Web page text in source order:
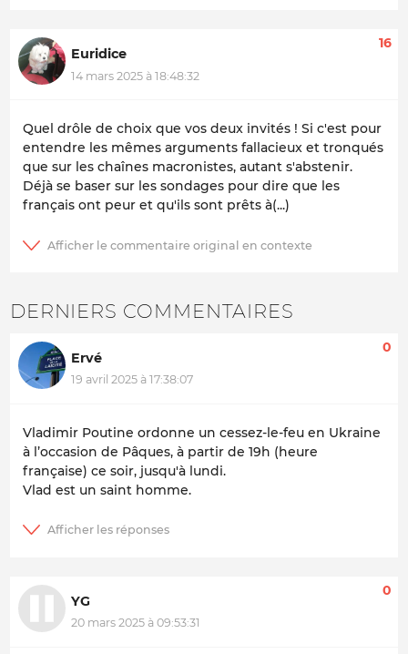
Euridice
14 mars 2025 à 18:48:32
16
Quel drôle de choix que vos deux invités ! Si c'est pour
entendre les mêmes arguments fallacieux et tronqués
que sur les chaînes macronistes, autant s'abstenir.
Déjà se baser sur les sondages pour dire que les
français ont peur et qu'ils sont prêts à(...)
DERNIERS COMMENTAIRES
Ervé
19 avril 2025 à 17:38:07
0
Vladimir Poutine ordonne un cessez-le-feu en Ukraine
à l’occasion de Pâques, à partir de 19h (heure
française) ce soir, jusqu'à lundi.
Vlad est un saint homme.
YG
20 mars 2025 à 09:53:31
0